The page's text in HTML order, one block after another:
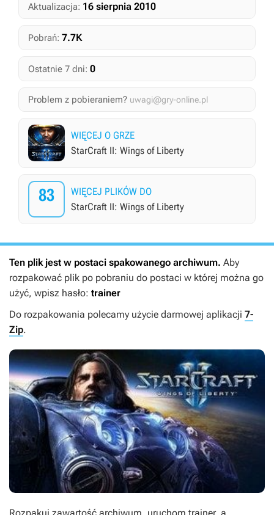
Aktualizacja: 16 sierpnia 2010
Pobrań: 7.7K
Ostatnie 7 dni: 0
Problem z pobieraniem? uwagi@gry-online.pl
WIĘCEJ O GRZE
StarCraft II: Wings of Liberty
83
WIĘCEJ PLIKÓW DO
StarCraft II: Wings of Liberty
Ten plik jest w postaci spakowanego archiwum. Aby
rozpakować plik po pobraniu do postaci w której można go
użyć, wpisz hasło: trainer
Do rozpakowania polecamy użycie darmowej aplikacji 7-
Zip.